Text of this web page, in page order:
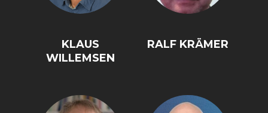
KLAUS
WILLEMSEN
RALF KRÄMER